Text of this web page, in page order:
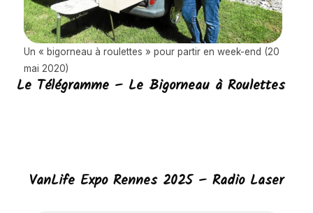
Le Télégramme – Le Bigorneau à Roulettes
Un « bigorneau à roulettes » pour partir en week-end (20
mai 2020)
VanLife Expo Rennes 2025 – Radio Laser